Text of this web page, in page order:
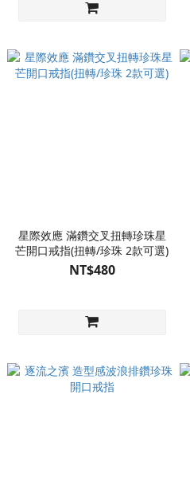
星際效應 滿鑽交叉扭轉珍珠星
芒開口戒指(扭轉/珍珠 2款可選)
NT$480